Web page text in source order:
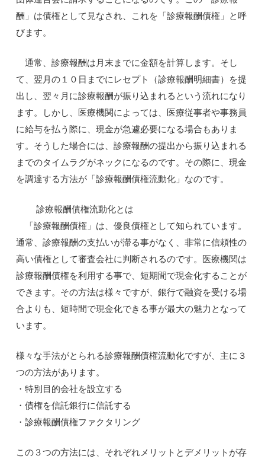
酬」は債権として見なされ、これを「診療報酬債権」と呼
びます。
通常、診療報酬は月末までに金額を計算します。そし
て、翌月の１０日までにレセプト（診療報酬明細書）を提
出し、翌々月に診療報酬が振り込まれるという流れになり
ます。しかし、医療機関によっては、医療従事者や事務員
に給与を払う際に、現金が急遽必要になる場合もありま
す。そうした場合には、診療報酬の提出から振り込まれる
までのタイムラグがネックになるのです。その際に、現金
を調達する方法が「診療報酬債権流動化」なのです。
診療報酬債権流動化とは
「診療報酬債権」は、優良債権として知られています。
通常、診療報酬の支払いが滞る事がなく、非常に信頼性の
高い債権として審査会社に判断されるのです。医療機関は
診療報酬債権を利用する事で、短期間で現金化することが
できます。その方法は様々ですが、銀行で融資を受ける場
合よりも、短時間で現金化できる事が最大の魅力となって
います。
様々な手法がとられる診療報酬債権流動化ですが、主に３
つの方法があります。
・特別目的会社を設立する
・債権を信託銀行に信託する
・診療報酬債権ファクタリング
この３つの方法には、それぞれメリットとデメリットが存